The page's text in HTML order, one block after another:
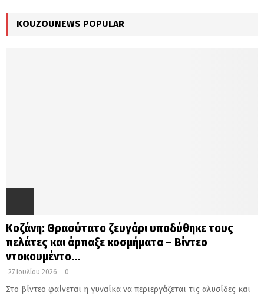
KOUZOUNEWS POPULAR
Κοζάνη: Θρασύτατο ζευγάρι υποδύθηκε τους
πελάτες και άρπαξε κοσμήματα – Βίντεο
ντοκουμέντο...
27 Ιουλίου 2026 0
Στο βίντεο φαίνεται η γυναίκα να περιεργάζεται τις αλυσίδες και